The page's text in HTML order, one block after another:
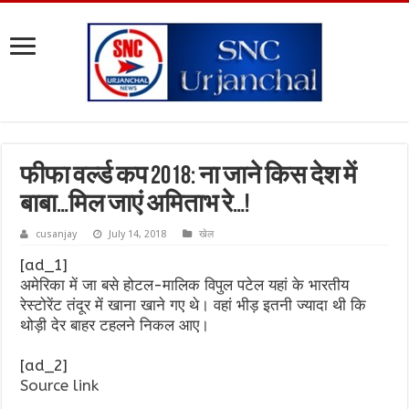
फीफा वर्ल्ड कप 2018: ना जाने किस देश में
बाबा…मिल जाएं अमिताभ रे…!
cusanjay July 14, 2018 खेल
[ad_1]
अमेरिका में जा बसे होटल-मालिक विपुल पटेल यहां के भारतीय
रेस्टोरेंट तंदूर में खाना खाने गए थे। वहां भीड़ इतनी ज्यादा थी कि
थोड़ी देर बाहर टहलने निकल आए।
[ad_2]
Source link